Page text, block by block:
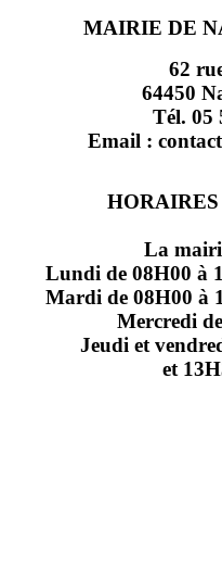
MAIRIE DE
62
64450
Tél. 05
Email :
La
Lundi de 08H00 à
Mardi de 08H00 à
Mercredi
Jeudi et
et